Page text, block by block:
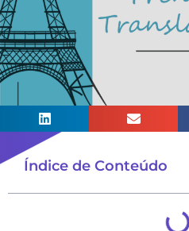
Índice de Conteúdo